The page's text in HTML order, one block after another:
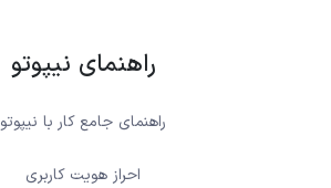
راهنمای نیپوتو
راهنمای جامع کار با نیپوتو
احراز هویت کاربری